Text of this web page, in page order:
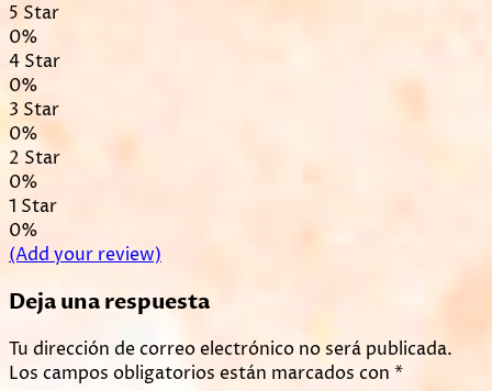
5 Star
0%
4 Star
0%
3 Star
0%
2 Star
0%
1 Star
0%
(Add your review)
Deja una respuesta
Tu dirección de correo electrónico no será publicada.
Los campos obligatorios están marcados con *